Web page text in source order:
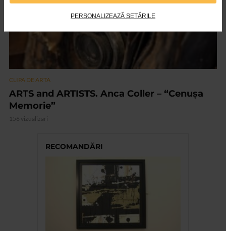
PERSONALIZEAZĂ SETĂRILE
CLIPA DE ARTA
ARTS and ARTISTS. Anca Coller – “Cenușa
Memorie”
156 vizualizari
RECOMANDĂRI